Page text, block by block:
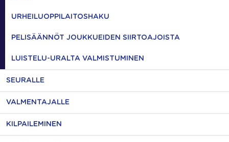
URHEILUOPPILAITOSHAKU
PELISÄÄNNÖT JOUKKUEIDEN SIIRTOAJOISTA
LUISTELU-URALTA VALMISTUMINEN
SEURALLE
VALMENTAJALLE
KILPAILEMINEN